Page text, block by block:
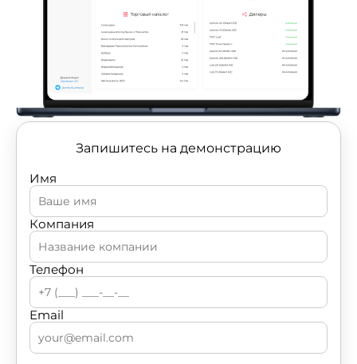
Запишитесь на демонстрацию
Имя
Компания
Телефон
Email